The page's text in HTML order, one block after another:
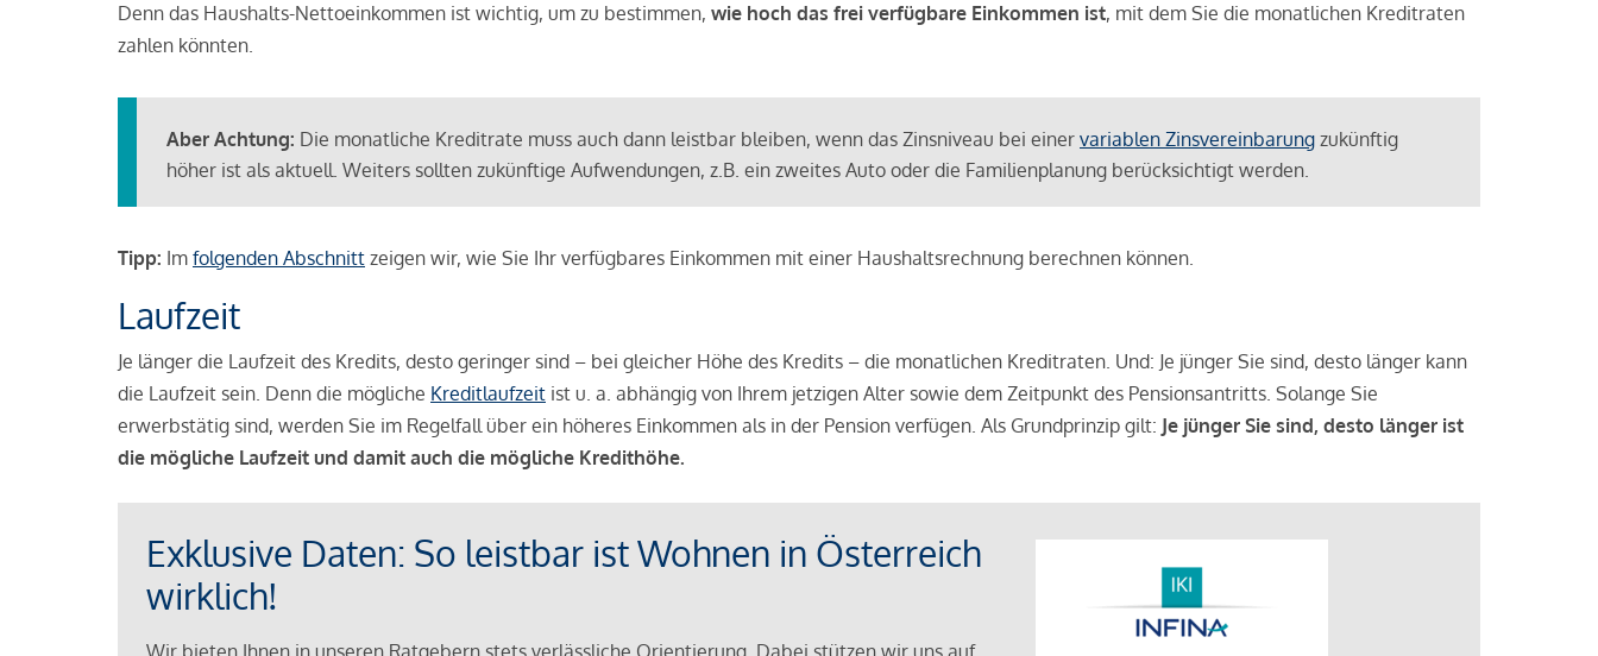
Denn das Haushalts-Nettoeinkommen ist wichtig, um zu bestimmen, wie hoch das frei verfügbare Einkommen ist, mit dem Sie die monatlichen Kreditraten
zahlen könnten.
Aber Achtung: Die monatliche Kreditrate muss auch dann leistbar bleiben, wenn das Zinsniveau bei einer variablen Zinsvereinbarung zukünftig
höher ist als aktuell. Weiters sollten zukünftige Aufwendungen, z.B. ein zweites Auto oder die Familienplanung berücksichtigt werden.
Tipp: Im folgenden Abschnitt zeigen wir, wie Sie Ihr verfügbares Einkommen mit einer Haushaltsrechnung berechnen können.
Laufzeit
Je länger die Laufzeit des Kredits, desto geringer sind – bei gleicher Höhe des Kredits – die monatlichen Kreditraten. Und: Je jünger Sie sind, desto länger kann
die Laufzeit sein. Denn die mögliche Kreditlaufzeit ist u. a. abhängig von Ihrem jetzigen Alter sowie dem Zeitpunkt des Pensionsantritts. Solange Sie
erwerbstätig sind, werden Sie im Regelfall über ein höheres Einkommen als in der Pension verfügen. Als Grundprinzip gilt: Je jünger Sie sind, desto länger ist
die mögliche Laufzeit und damit auch die mögliche Kredithöhe.
Exklusive Daten: So leistbar ist Wohnen in Österreich
wirklich!